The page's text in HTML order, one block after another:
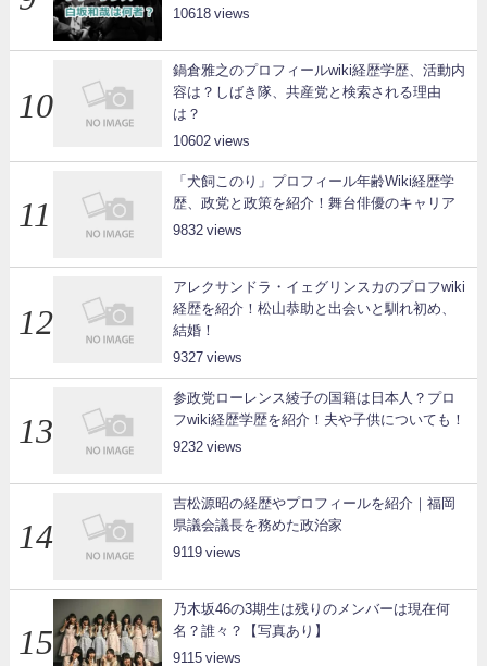
10618
鍋倉雅之のプロフィールwiki経歴学歴、活動内
容は？しばき隊、共産党と検索される理由
は？
10602
「犬飼このり」プロフィール年齢Wiki経歴学
歴、政党と政策を紹介！舞台俳優のキャリア
9832
アレクサンドラ・イェグリンスカのプロフwiki
経歴を紹介！松山恭助と出会いと馴れ初め、
結婚！
9327
参政党ローレンス綾子の国籍は日本人？プロ
フwiki経歴学歴を紹介！夫や子供についても！
9232
吉松源昭の経歴やプロフィールを紹介｜福岡
県議会議長を務めた政治家
9119
乃木坂46の3期生は残りのメンバーは現在何
名？誰々？【写真あり】
9115